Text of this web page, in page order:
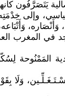
وإلى
المغرب
المَمْنُوحة
وَلَا